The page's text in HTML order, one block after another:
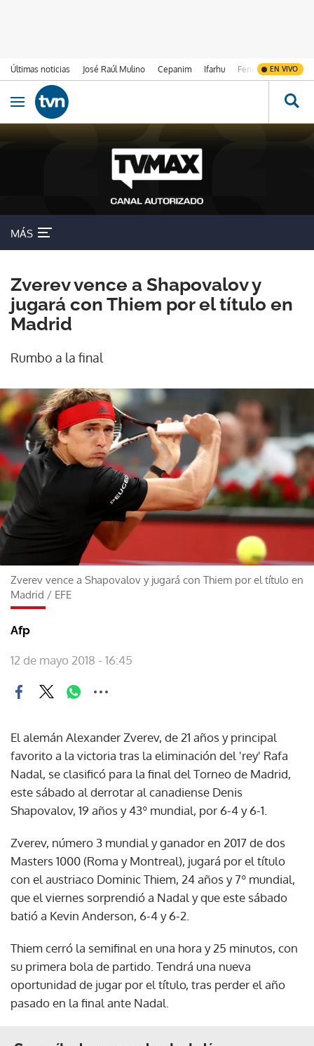
Últimas noticias José Raúl Mulino Cepanim Ifarhu Fenómeno de El
EN VIVO
Ir al contenido
Obrir navegació
MÁS
Zverev vence a Shapovalov y
jugará con Thiem por el título en
Madrid
Rumbo a la final
Zverev vence a Shapovalov y jugará con Thiem por el título en
Madrid / EFE
Afp
12 de mayo 2018 - 16:45
El alemán Alexander Zverev, de 21 años y principal
favorito a la victoria tras la eliminación del 'rey' Rafa
Nadal, se clasificó para la final del Torneo de Madrid,
este sábado al derrotar al canadiense Denis
Shapovalov, 19 años y 43º mundial, por 6-4 y 6-1.
Zverev, número 3 mundial y ganador en 2017 de dos
Masters 1000 (Roma y Montreal), jugará por el título
con el austriaco Dominic Thiem, 24 años y 7º mundial,
que el viernes sorprendió a Nadal y que este sábado
batió a Kevin Anderson, 6-4 y 6-2.
Thiem cerró la semifinal en una hora y 25 minutos, con
su primera bola de partido. Tendrá una nueva
oportunidad de jugar por el título, tras perder el año
pasado en la final ante Nadal.